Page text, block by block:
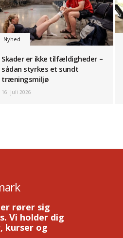
Nyhed
Skader er ikke tilfældigheder –
sådan styrkes et sundt
træningsmiljø
16. juli 2026
rører sig
Vi holder dig
kurser og